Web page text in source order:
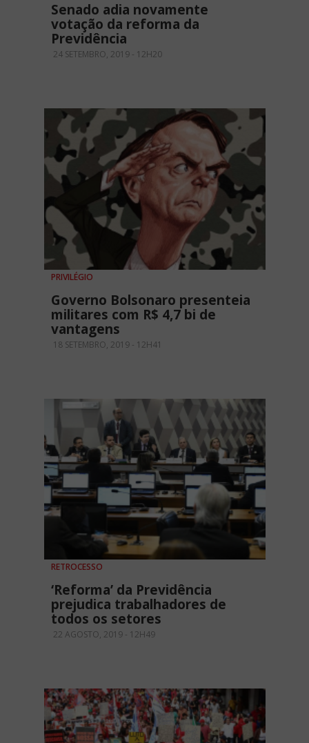
Senado adia novamente
votação da reforma da
Previdência
24 SETEMBRO, 2019 - 12H20
PRIVILÉGIO
Governo Bolsonaro presenteia
militares com R$ 4,7 bi de
vantagens
18 SETEMBRO, 2019 - 12H41
RETROCESSO
‘Reforma’ da Previdência
prejudica trabalhadores de
todos os setores
22 AGOSTO, 2019 - 12H49